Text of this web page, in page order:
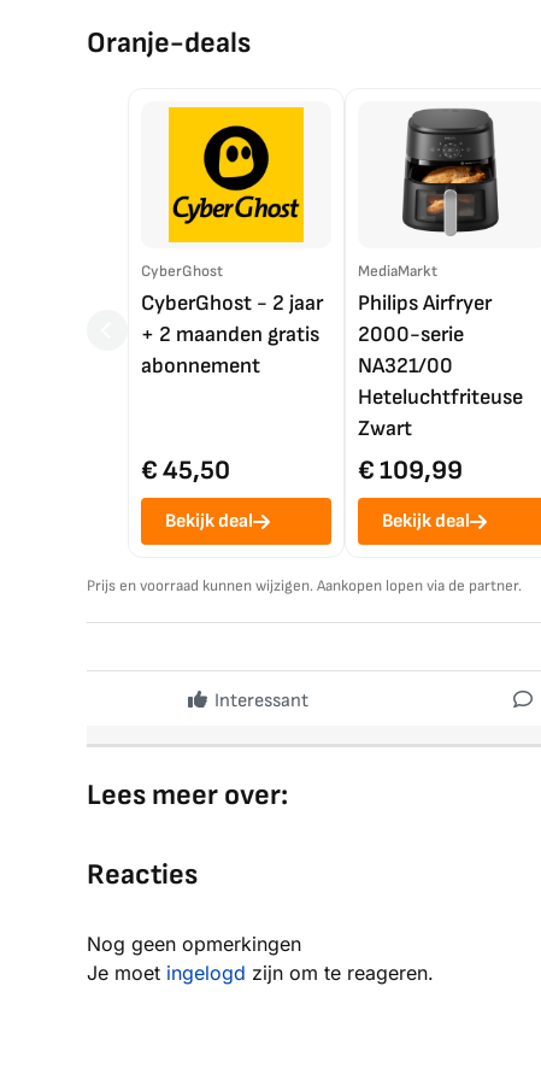
Oranje-deals
CyberGhost
CyberGhost - 2 jaar
+ 2 maanden gratis
abonnement
€ 45,50
Bekijk deal
MediaMarkt
Philips Airfryer
2000-serie
NA321/00
Heteluchtfriteuse
Zwart
€ 109,99
Bekijk deal
Prijs en voorraad kunnen wijzigen. Aankopen lopen via de partner.
Interessant
Lees meer over:
Reacties
Nog geen opmerkingen
Je moet ingelogd zijn om te reageren.